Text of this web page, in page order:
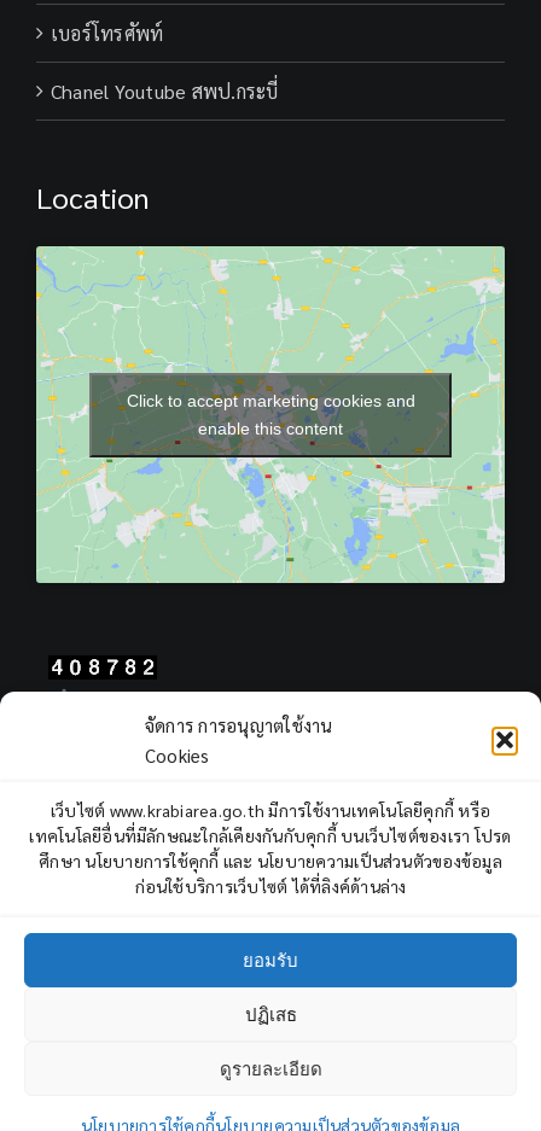
จัดการ การอนุญาตใช้งาน
Cookies
เว็บไซต์ www.krabiarea.go.th มีการใช้งานเทคโนโลยีคุกกี้ หรือ
เทคโนโลยีอื่นที่มีลักษณะใกล้เคียงกันกับคุกกี้ บนเว็บไซต์ของเรา โปรด
ศึกษา นโยบายการใช้คุกกี้ และ นโยบายความเป็นส่วนตัวของข้อมูล
ก่อนใช้บริการเว็บไซต์ ได้ที่ลิงค์ด้านล่าง
ยอมรับ
ปฏิเสธ
ดูรายละเอียด
นโยบายการใช้คุกกี้นโยบายความเป็นส่วนตัวของข้อมูล
เบอร์โทรศัพท์
Chanel Youtube สพป.กระบี่
Location
Click to accept marketing cookies and
enable this content
Views Today : 196
Views Yesterday : 2311
Total views : 968103
Who's Online : 1
All rights reserved.
FacebookYouTube